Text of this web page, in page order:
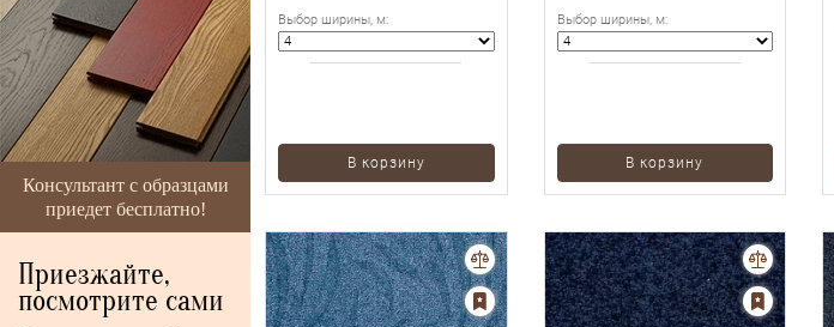
Консультант с образцами
приедет бесплатно!
Приезжайте,
посмотрите сами
Выбор ширины, м:
В корзину
Выбор ширины, м:
В корзину